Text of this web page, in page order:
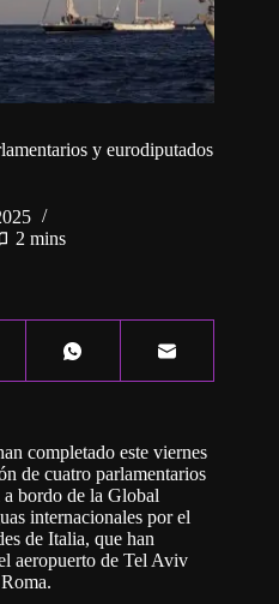
y eurodiputados
2 mins
completado este viernes
de cuatro parlamentarios
bordo de la Global
internacionales por el
de Italia, que han
aeropuerto de Tel Aviv